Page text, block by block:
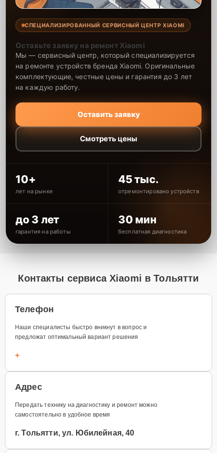
СПЕЦИАЛИЗИРОВАННЫЙ СЕРВИСНЫЙ ЦЕНТР XIAOMI
Оставьте заявку на ремонт Xiaomi
Мы — сервисный центр, который специализируется
на ремонте устройств бренда Xiaomi. Оригинальные
комплектующие, честные цены и гарантия до 3 лет
на каждую работу.
Оставить заявку
Смотреть цены
10+
лет на рынке
45 тыс.
отремонтировано устройств
до 3 лет
гарантия на работы
30 мин
бесплатная диагностика
Контакты сервиса Xiaomi в Тольятти
Телефон
Наши специалисты быстро вникнут в вопрос и
предложат оптимальный вариант решения
+
Адрес
Передать технику на диагностику и ремонт можно
самостоятельно в удобное время
г. Тольятти, ул. Юбилейная, 40